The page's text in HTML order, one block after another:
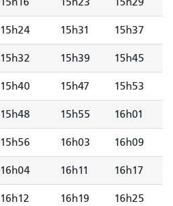
15h24 15h31 15h37
15h32 15h39 15h45
15h40 15h47 15h53
15h48 15h55 16h01
15h56 16h03 16h09
16h04 16h11 16h17
16h12 16h19 16h25